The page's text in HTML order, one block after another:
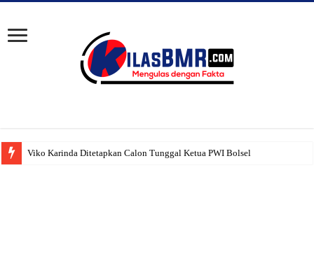
Viko Karinda Ditetapkan Calon Tunggal Ketua PWI Bolsel